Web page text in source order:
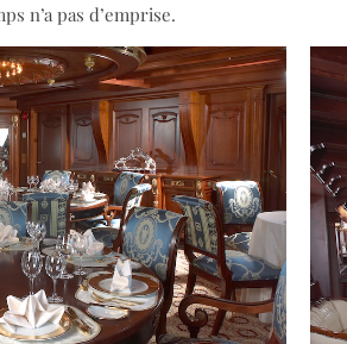
n’a pas d’emprise.